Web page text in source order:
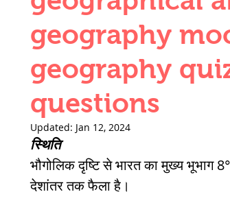
SOIL MECHANICS AND
हड़प्पा : HARAPPA / INDUS VALLEY
महाजनपद काल : Mahajanapadas
पूर्व मध्यकाल(दक्षिण भारत)
geography
geography
questions
Updated: Jan 12, 2024
स्थिति
भौगोलिक दृष्टि से भारत का मुख्य भूभाग
देशांतर तक फैला है।